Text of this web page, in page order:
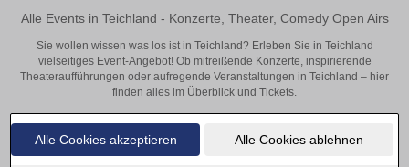
Alle Cookies akzeptieren Alle Cookies ablehnen
Alle Events in Teichland - Konzerte, Theater, Comedy Open Airs
Sie wollen wissen was los ist in Teichland? Erleben Sie in Teichland
vielseitiges Event-Angebot! Ob mitreißende Konzerte, inspirierende
Theateraufführungen oder aufregende Veranstaltungen in Teichland – hier
finden alles im Überblick und Tickets.